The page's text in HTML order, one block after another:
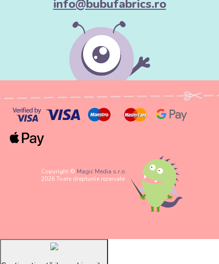
info@bubufabrics.ro
Copyright © Magic Media s.r.o.
2026 Toate drepturile rezervate